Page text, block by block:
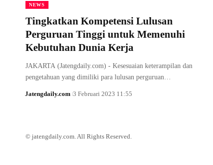
NEWS
Tingkatkan Kompetensi Lulusan
Perguruan Tinggi untuk Memenuhi
Kebutuhan Dunia Kerja
JAKARTA (Jatengdaily.com) - Kesesuaian keterampilan dan
pengetahuan yang dimiliki para lulusan perguruan…
Jatengdaily.com 3 Februari 2023 11:55
© jatengdaily.com. All Rights Reserved.